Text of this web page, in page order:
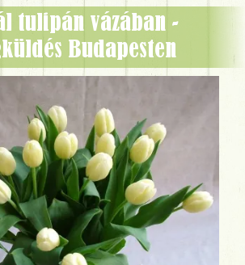
Budapesten